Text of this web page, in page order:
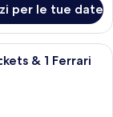
per le tue date
letto con un letto,
& 1 Ferrari